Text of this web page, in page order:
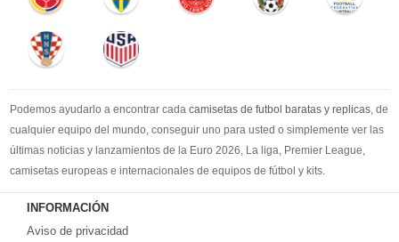
Podemos ayudarlo a encontrar cada camisetas de futbol baratas y replicas, de
cualquier equipo del mundo, conseguir uno para usted o simplemente ver las
últimas noticias y lanzamientos de la Euro 2026, La liga, Premier League,
camisetas europeas e internacionales de equipos de fútbol y kits.
Comprecamisetas de futbol baratasen la tienda deportiva más grande de
Europa. ¡Grandes ofertas en todas las camisetas del club de fútbol, ​​kits
europeos e internacionales, todo a los precios más bajos!
INFORMACIÓN
Aviso de privacidad